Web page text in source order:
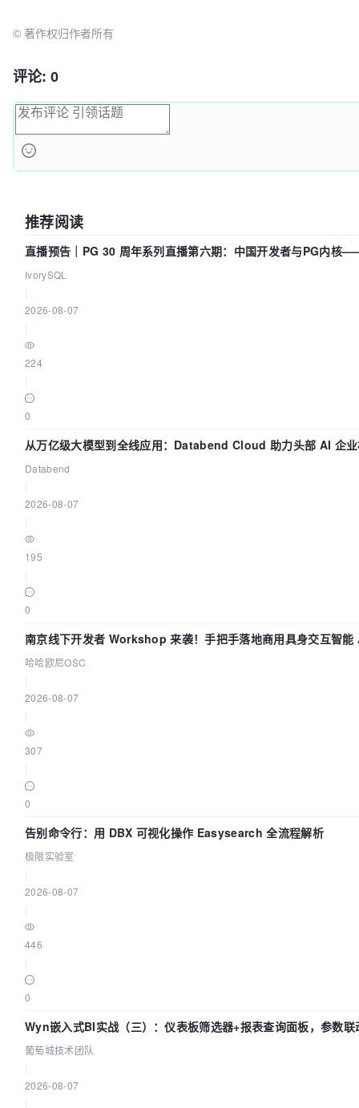
© 著作权归作者所有
评论: 0
推荐阅读
直播预告｜PG 30 周年系列直播第六期：中国开发者与PG内核
么？
IvorySQL
2026-08-07
224
0
从万亿级大模型到全线应用：Databend Cloud 助力头部 AI 企
Databend
2026-08-07
195
0
南京线下开发者 Workshop 来袭！手把手落地商用具身交互智
哈哈欧尼OSC
2026-08-07
307
0
告别命令行：用 DBX 可视化操作 Easysearch 全流程解析
极限实验室
2026-08-07
446
0
Wyn嵌入式BI实战（三）：仪表板筛选器+报表查询面板，参数联
葡萄城技术团队
2026-08-07